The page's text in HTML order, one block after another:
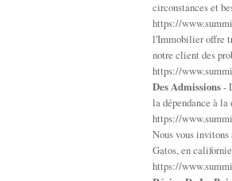
circonstances et
https://
l'Immobilier offre
notre client des
https://
Des Admissions-
la dépendance à
https://
Nous vous
Gatos, en
https://